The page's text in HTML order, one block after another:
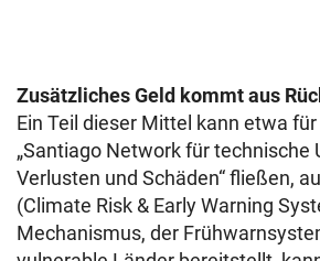
Zusätzliches Geld kommt aus
Ein Teil dieser Mittel kann etwa
„Santiago Network für technische
Verlusten und Schäden“ fließen,
(Climate Risk & Early Warning
Mechanismus, der